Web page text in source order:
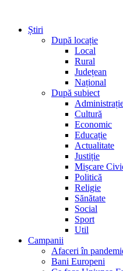
Știri
După locație
Local
Rural
Județean
Național
După subiect
Cultură
Economic
Educație
Actualitate
Justiție
Mișcare
Politică
Religie
Sănătate
Social
Sport
Util
Campanii
Afaceri în
Bani Europeni